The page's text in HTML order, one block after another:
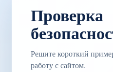
Проверка
Решите короткий
работу с сайтом.